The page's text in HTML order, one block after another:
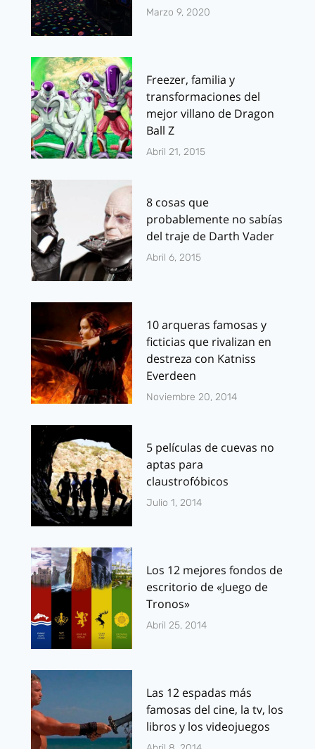
Marzo 9, 2020
Freezer, familia y
transformaciones del
mejor villano de Dragon
Ball Z
Abril 21, 2015
8 cosas que
probablemente no sabías
del traje de Darth Vader
Abril 6, 2015
10 arqueras famosas y
ficticias que rivalizan en
destreza con Katniss
Everdeen
Noviembre 20, 2014
5 películas de cuevas no
aptas para
claustrofóbicos
Julio 1, 2014
Los 12 mejores fondos de
escritorio de «Juego de
Tronos»
Abril 25, 2014
Las 12 espadas más
famosas del cine, la tv, los
libros y los videojuegos